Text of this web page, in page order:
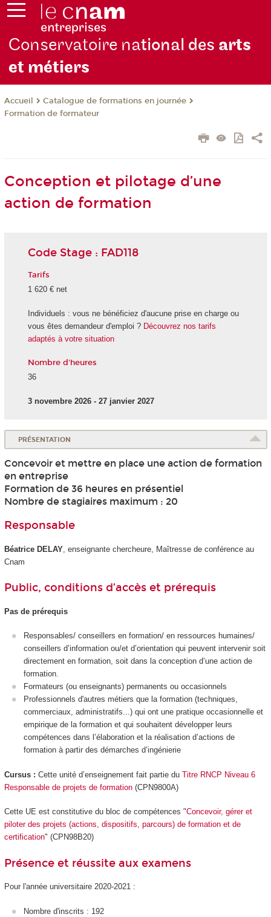
Conservatoire national des arts
et métiers
Accueil
Catalogue de formations en journée
Formation de formateur
Conception et pilotage d’une
action de formation
Code Stage : FAD118
Tarifs
1 620 € net
Individuels : vous ne bénéficiez d'aucune prise en charge ou
vous êtes demandeur d'emploi ? Découvrez nos tarifs
adaptés à votre situation
Nombre d'heures
36
3 novembre 2026 - 27 janvier 2027
PRÉSENTATION
Concevoir et mettre en place une action de formation
en entreprise
Formation de 36 heures en présentiel
Nombre de stagiaires maximum : 20
Responsable
Béatrice DELAY, enseignante chercheure, Maîtresse de conférence au
Cnam
Public, conditions d’accès et prérequis
Pas de prérequis
Responsables/ conseillers en formation/ en ressources humaines/
conseillers d’information ou/et d’orientation qui peuvent intervenir soit
directement en formation, soit dans la conception d’une action de
formation.
Formateurs (ou enseignants) permanents ou occasionnels
Professionnels d'autres métiers que la formation (techniques,
commerciaux, administratifs...) qui ont une pratique occasionnelle et
empirique de la formation et qui souhaitent développer leurs
compétences dans l’élaboration et la réalisation d’actions de
formation à partir des démarches d’ingénierie
Cursus : Cette unité d’enseignement fait partie du Titre RNCP Niveau 6
Responsable de projets de formation(CPN9800A)
Cette UE est constitutive du bloc de compétences "Concevoir, gérer et
piloter des projets (actions, dispositifs, parcours) de formation et de
certification" (CPN98B20)
Présence et réussite aux examens
Pour l'année universitaire 2020-2021 :
Nombre d'inscrits : 192